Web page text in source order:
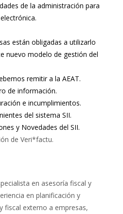
de la administración para
están obligadas a utilizarlo
nuevo modelo de gestión del
remitir a la AEAT.
de información.
e incumplimientos.
del sistema SII.
y Novedades del SII.
de Veri*factu.
en asesoría fiscal y
en planificación y
fiscal externo a empresas,